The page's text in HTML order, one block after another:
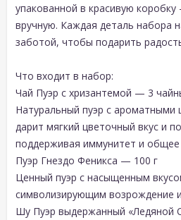
упакованной в красивую
вручную. Каждая деталь набора
заботой, чтобы подарить
Что входит в набор:
Чай Пуэр с хризантемой — 3
Натуральный пуэр с ароматными
дарит мягкий цветочный вкус и
поддерживая иммунитет и общее
Пуэр Гнездо Феникса — 100 г
Ценный пуэр с насыщенным
символизирующим возрождение
Шу Пуэр выдержанный «Ледяной